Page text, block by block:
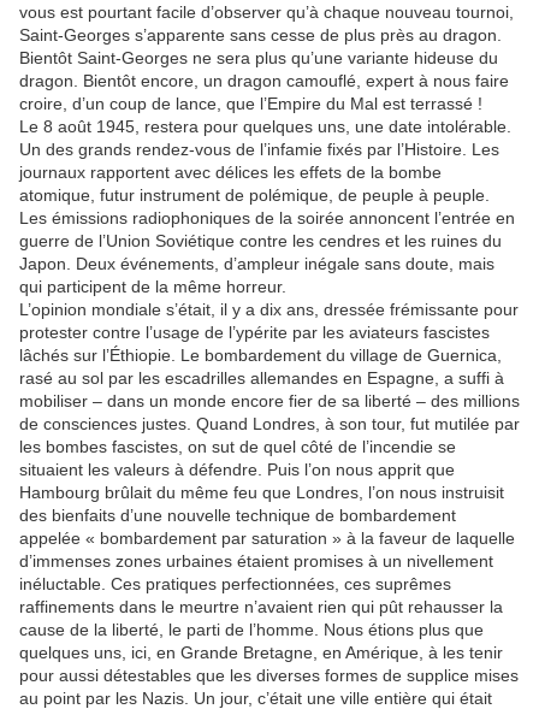
vous est pourtant facile d’observer qu’à chaque nouveau tournoi,
Saint-Georges s’apparente sans cesse de plus près au dragon.
Bientôt Saint-Georges ne sera plus qu’une variante hideuse du
dragon. Bientôt encore, un dragon camouflé, expert à nous faire
croire, d’un coup de lance, que l’Empire du Mal est terrassé !
Le 8 août 1945, restera pour quelques uns, une date intolérable.
Un des grands rendez-vous de l’infamie fixés par l’Histoire. Les
journaux rapportent avec délices les effets de la bombe
atomique, futur instrument de polémique, de peuple à peuple.
Les émissions radiophoniques de la soirée annoncent l’entrée en
guerre de l’Union Soviétique contre les cendres et les ruines du
Japon. Deux événements, d’ampleur inégale sans doute, mais
qui participent de la même horreur.
L’opinion mondiale s’était, il y a dix ans, dressée frémissante pour
protester contre l’usage de l’ypérite par les aviateurs fascistes
lâchés sur l’Éthiopie. Le bombardement du village de Guernica,
rasé au sol par les escadrilles allemandes en Espagne, a suffi à
mobiliser – dans un monde encore fier de sa liberté – des millions
de consciences justes. Quand Londres, à son tour, fut mutilée par
les bombes fascistes, on sut de quel côté de l’incendie se
situaient les valeurs à défendre. Puis l’on nous apprit que
Hambourg brûlait du même feu que Londres, l’on nous instruisit
des bienfaits d’une nouvelle technique de bombardement
appelée « bombardement par saturation » à la faveur de laquelle
d’immenses zones urbaines étaient promises à un nivellement
inéluctable. Ces pratiques perfectionnées, ces suprêmes
raffinements dans le meurtre n’avaient rien qui pût rehausser la
cause de la liberté, le parti de l’homme. Nous étions plus que
quelques uns, ici, en Grande Bretagne, en Amérique, à les tenir
pour aussi détestables que les diverses formes de supplice mises
au point par les Nazis. Un jour, c’était une ville entière qui était